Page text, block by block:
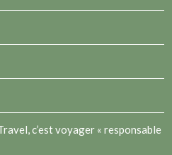
c’est voyager « responsable